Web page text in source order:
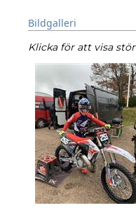
Bildgalleri
Klicka för att visa